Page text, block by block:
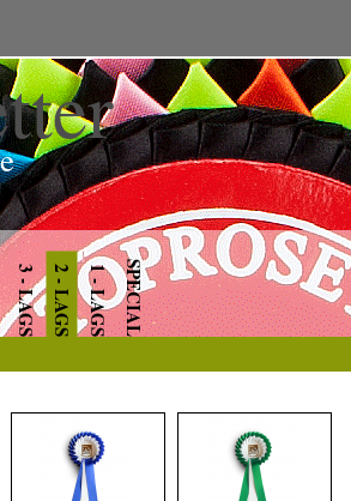
SPECIAL
1 - LAGS
2 - LAGS
3 - LAGS